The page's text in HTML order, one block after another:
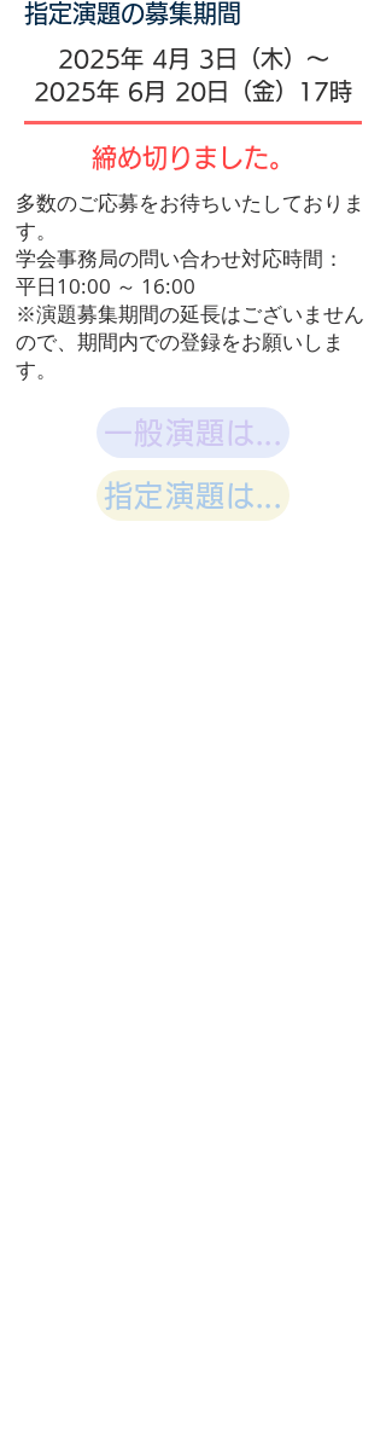
指定演題の募集期間
2025年 4月 3日（木）～
2025年 6月 20日（金）17時
​締め切りました。
多数のご応募をお待ちいたしておりま
す。
学会事務局の問い合わせ対応時間：
平日10:00 ～ 16:00
※演題募集期間の延長はございません
ので、期間内での登録をお願いしま
す。
一般演題はこちら
指定演題はこちら